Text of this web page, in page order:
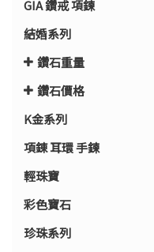
GIA 鑽戒 項鍊
結婚系列
鑽石重量
鑽石價格
K金系列
項錬 耳環 手鍊
輕珠寶
彩色寶石
珍珠系列